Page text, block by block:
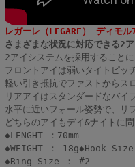
レガーレ（LEGARE） ディモ
さまざまな状況に対応できる2
2アイシステムを採用すること
フロントアイは弱いタイトピッ
軽い引き抵抗でファストからス
リアアイはスタンダードなバイ
水平に近いフォール姿勢で、リ
どちらのアイもデイ&ナイトに
◆LENGHT ：70mm
◆WEIGHT ： 18g◆Hook
◆Ring Size ： #2